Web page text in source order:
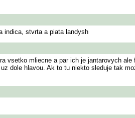
indica, stvrta a piata landysh
mliecne a par ich je jantarovych
dole hlavou. Ak to tu niekto sleduje tak